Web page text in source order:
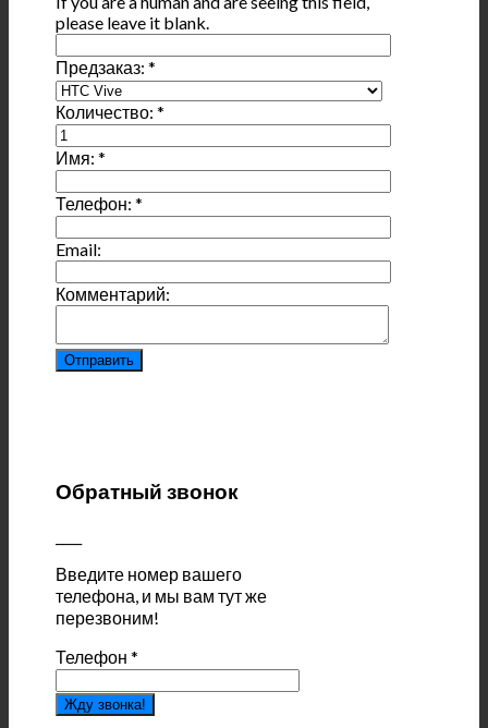
please leave it blank.
Предзаказ:*
Количество:*
Имя:*
Телефон:*
Email:
Комментарий:
Обратный звонок
Введите номер вашего
телефона, и мы вам тут же
перезвоним!
Телефон*
Жду звонка!